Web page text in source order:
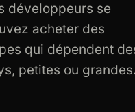
développeurs se
acheter des
qui dépendent
petites ou